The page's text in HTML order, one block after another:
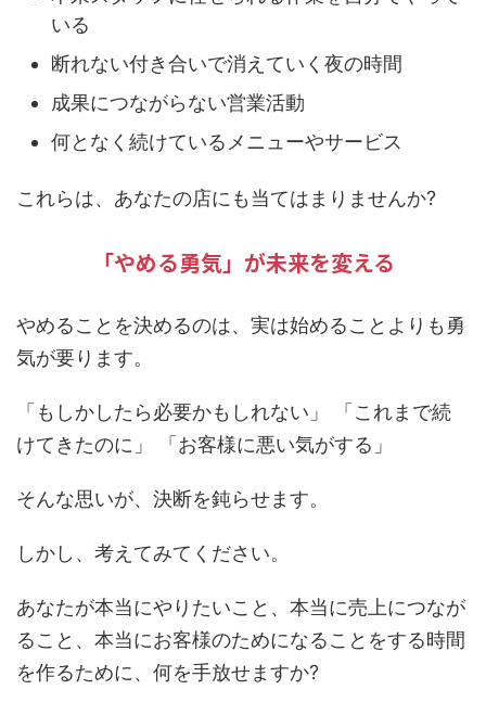
いる
断れない付き合いで消えていく夜の時間
成果につながらない営業活動
何となく続けているメニューやサービス
これらは、あなたの店にも当てはまりませんか?
「やめる勇気」が未来を変える
やめることを決めるのは、実は始めることよりも勇
気が要ります。
「もしかしたら必要かもしれない」 「これまで続
けてきたのに」 「お客様に悪い気がする」
そんな思いが、決断を鈍らせます。
しかし、考えてみてください。
あなたが本当にやりたいこと、本当に売上につなが
ること、本当にお客様のためになることをする時間
を作るために、何を手放せますか?